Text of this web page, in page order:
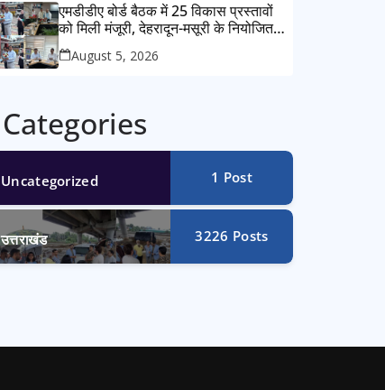
एमडीडीए बोर्ड बैठक में 25 विकास प्रस्तावों
को मिली मंजूरी, देहरादून-मसूरी के नियोजित
विकास को मिलेगी रफ्तार
August 5, 2026
Categories
Uncategorized 1 Post
उत्तराखंड 3226 Posts